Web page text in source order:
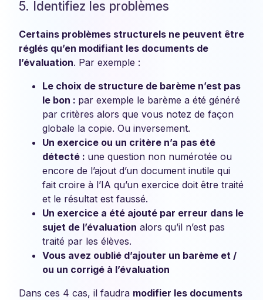
5. Identifiez les problèmes
Certains problèmes structurels ne peuvent être
réglés qu’en modifiant les documents de
l’évaluation. Par exemple :
Le choix de structure de barème n’est pas
le bon : par exemple le barème a été généré
par critères alors que vous notez de façon
globale la copie. Ou inversement.
Un exercice ou un critère n’a pas été
détecté : une question non numérotée ou
encore de l’ajout d’un document inutile qui
fait croire à l’IA qu’un exercice doit être traité
et le résultat est faussé.
Un exercice a été ajouté par erreur dans le
sujet de l’évaluation alors qu’il n’est pas
traité par les élèves.
Vous avez oublié d’ajouter un barème et /
ou un corrigé à l’évaluation
Dans ces 4 cas, il faudra modifier les documents